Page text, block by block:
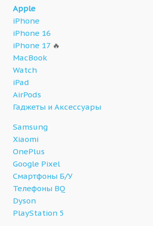
Apple
iPhone
iPhone 16
iPhone 17 🔥
MacBook
Watch
iPad
AirPods
Гаджеты и Аксессуары
Samsung
Xiaomi
OnePlus
Google Pixel
Смартфоны Б/У
Телефоны BQ
Dyson
PlayStation 5